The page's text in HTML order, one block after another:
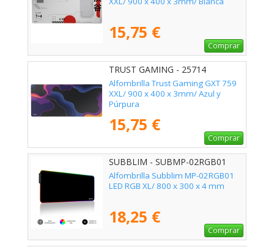
15,75 €
Comprar
TRUST GAMING - 25714
Alfombrilla Trust Gaming GXT 759
XXL/ 900 x 400 x 3mm/ Azul y
Púrpura
15,75 €
Comprar
SUBBLIM - SUBMP-02RGB01
Alfombrilla Subblim MP-02RGB01
LED RGB XL/ 800 x 300 x 4 mm
18,25 €
Comprar